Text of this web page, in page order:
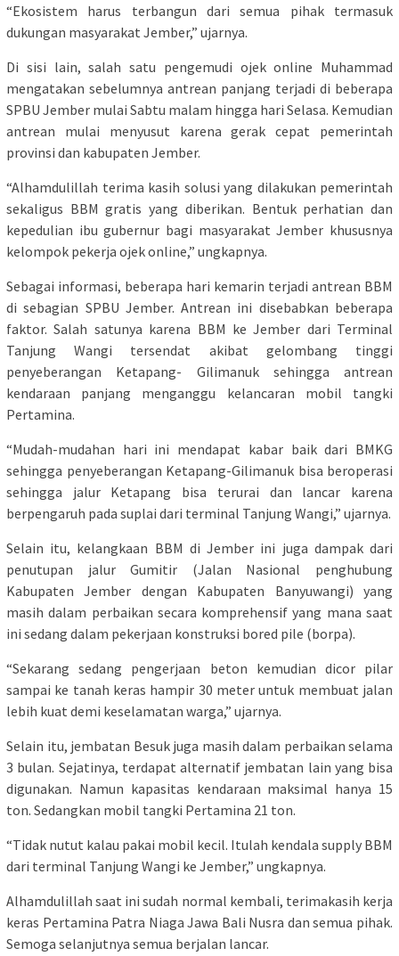
“Ekosistem harus terbangun dari semua pihak termasuk
dukungan masyarakat Jember,” ujarnya.
Di sisi lain, salah satu pengemudi ojek online Muhammad
mengatakan sebelumnya antrean panjang terjadi di beberapa
SPBU Jember mulai Sabtu malam hingga hari Selasa. Kemudian
antrean mulai menyusut karena gerak cepat pemerintah
provinsi dan kabupaten Jember.
“Alhamdulillah terima kasih solusi yang dilakukan pemerintah
sekaligus BBM gratis yang diberikan. Bentuk perhatian dan
kepedulian ibu gubernur bagi masyarakat Jember khususnya
kelompok pekerja ojek online,” ungkapnya.
Sebagai informasi, beberapa hari kemarin terjadi antrean BBM
di sebagian SPBU Jember. Antrean ini disebabkan beberapa
faktor. Salah satunya karena BBM ke Jember dari Terminal
Tanjung Wangi tersendat akibat gelombang tinggi
penyeberangan Ketapang- Gilimanuk sehingga antrean
kendaraan panjang menganggu kelancaran mobil tangki
Pertamina.
“Mudah-mudahan hari ini mendapat kabar baik dari BMKG
sehingga penyeberangan Ketapang-Gilimanuk bisa beroperasi
sehingga jalur Ketapang bisa terurai dan lancar karena
berpengaruh pada suplai dari terminal Tanjung Wangi,” ujarnya.
Selain itu, kelangkaan BBM di Jember ini juga dampak dari
penutupan jalur Gumitir (Jalan Nasional penghubung
Kabupaten Jember dengan Kabupaten Banyuwangi) yang
masih dalam perbaikan secara komprehensif yang mana saat
ini sedang dalam pekerjaan konstruksi bored pile (borpa).
“Sekarang sedang pengerjaan beton kemudian dicor pilar
sampai ke tanah keras hampir 30 meter untuk membuat jalan
lebih kuat demi keselamatan warga,” ujarnya.
Selain itu, jembatan Besuk juga masih dalam perbaikan selama
3 bulan. Sejatinya, terdapat alternatif jembatan lain yang bisa
digunakan. Namun kapasitas kendaraan maksimal hanya 15
ton. Sedangkan mobil tangki Pertamina 21 ton.
“Tidak nutut kalau pakai mobil kecil. Itulah kendala supply BBM
dari terminal Tanjung Wangi ke Jember,” ungkapnya.
Alhamdulillah saat ini sudah normal kembali, terimakasih kerja
keras Pertamina Patra Niaga Jawa Bali Nusra dan semua pihak.
Semoga selanjutnya semua berjalan lancar.